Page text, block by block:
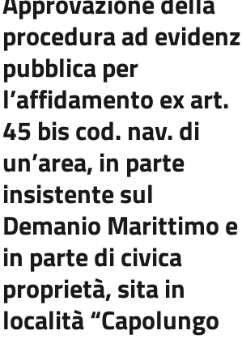
procedura ad
pubblica per
l’affidamento ex art.
45 bis cod. nav. di
un’area, in parte
insistente sul
Demanio Marittimo e
in parte di civica
proprietà, sita in
località “Capolungo